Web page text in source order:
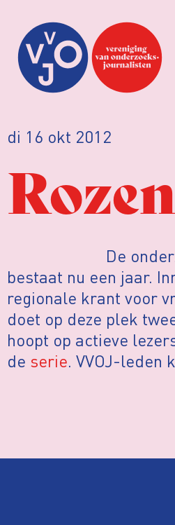
di 16 okt 2012
De
bestaat nu een jaar.
regionale krant voor
doet op deze plek
hoopt op actieve
de serie. VVOJ-leden